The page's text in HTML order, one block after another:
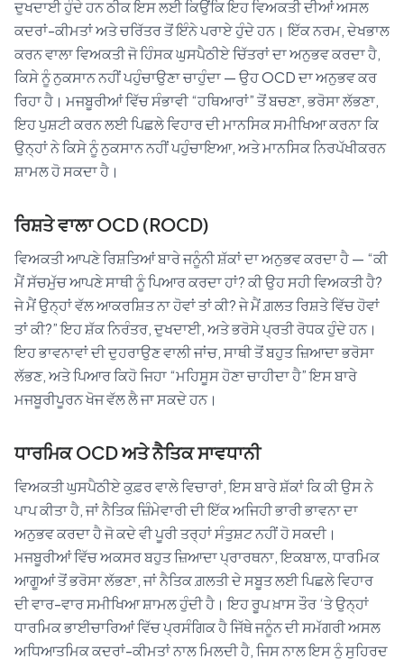
ਦੁਖਦਾਈ ਹੁੰਦੇ ਹਨ ਠੀਕ ਇਸ ਲਈ ਕਿਉਂਕਿ ਇਹ ਵਿਅਕਤੀ ਦੀਆਂ ਅਸਲ
ਕਦਰਾਂ-ਕੀਮਤਾਂ ਅਤੇ ਚਰਿੱਤਰ ਤੋਂ ਇੰਨੇ ਪਰਾਏ ਹੁੰਦੇ ਹਨ। ਇੱਕ ਨਰਮ, ਦੇਖਭਾਲ
ਕਰਨ ਵਾਲਾ ਵਿਅਕਤੀ ਜੋ ਹਿੰਸਕ ਘੁਸਪੈਠੀਏ ਚਿੱਤਰਾਂ ਦਾ ਅਨੁਭਵ ਕਰਦਾ ਹੈ,
ਕਿਸੇ ਨੂੰ ਨੁਕਸਾਨ ਨਹੀਂ ਪਹੁੰਚਾਉਣਾ ਚਾਹੁੰਦਾ — ਉਹ OCD ਦਾ ਅਨੁਭਵ ਕਰ
ਰਿਹਾ ਹੈ। ਮਜਬੂਰੀਆਂ ਵਿੱਚ ਸੰਭਾਵੀ “ਹਥਿਆਰਾਂ” ਤੋਂ ਬਚਣਾ, ਭਰੋਸਾ ਲੱਭਣਾ,
ਇਹ ਪੁਸ਼ਟੀ ਕਰਨ ਲਈ ਪਿਛਲੇ ਵਿਹਾਰ ਦੀ ਮਾਨਸਿਕ ਸਮੀਖਿਆ ਕਰਨਾ ਕਿ
ਉਨ੍ਹਾਂ ਨੇ ਕਿਸੇ ਨੂੰ ਨੁਕਸਾਨ ਨਹੀਂ ਪਹੁੰਚਾਇਆ, ਅਤੇ ਮਾਨਸਿਕ ਨਿਰਪੱਖੀਕਰਨ
ਸ਼ਾਮਲ ਹੋ ਸਕਦਾ ਹੈ।
ਰਿਸ਼ਤੇ ਵਾਲਾ OCD (ROCD)
ਵਿਅਕਤੀ ਆਪਣੇ ਰਿਸ਼ਤਿਆਂ ਬਾਰੇ ਜਨੂੰਨੀ ਸ਼ੱਕਾਂ ਦਾ ਅਨੁਭਵ ਕਰਦਾ ਹੈ — “ਕੀ
ਮੈਂ ਸੱਚਮੁੱਚ ਆਪਣੇ ਸਾਥੀ ਨੂੰ ਪਿਆਰ ਕਰਦਾ ਹਾਂ? ਕੀ ਉਹ ਸਹੀ ਵਿਅਕਤੀ ਹੈ?
ਜੇ ਮੈਂ ਉਨ੍ਹਾਂ ਵੱਲ ਆਕਰਸ਼ਿਤ ਨਾ ਹੋਵਾਂ ਤਾਂ ਕੀ? ਜੇ ਮੈਂ ਗ਼ਲਤ ਰਿਸ਼ਤੇ ਵਿੱਚ ਹੋਵਾਂ
ਤਾਂ ਕੀ?” ਇਹ ਸ਼ੱਕ ਨਿਰੰਤਰ, ਦੁਖਦਾਈ, ਅਤੇ ਭਰੋਸੇ ਪ੍ਰਤੀ ਰੋਧਕ ਹੁੰਦੇ ਹਨ।
ਇਹ ਭਾਵਨਾਵਾਂ ਦੀ ਦੁਹਰਾਉਣ ਵਾਲੀ ਜਾਂਚ, ਸਾਥੀ ਤੋਂ ਬਹੁਤ ਜ਼ਿਆਦਾ ਭਰੋਸਾ
ਲੱਭਣ, ਅਤੇ ਪਿਆਰ ਕਿਹੋ ਜਿਹਾ “ਮਹਿਸੂਸ ਹੋਣਾ ਚਾਹੀਦਾ ਹੈ” ਇਸ ਬਾਰੇ
ਮਜਬੂਰੀਪੂਰਨ ਖੋਜ ਵੱਲ ਲੈ ਜਾ ਸਕਦੇ ਹਨ।
ਧਾਰਮਿਕ OCD ਅਤੇ ਨੈਤਿਕ ਸਾਵਧਾਨੀ
ਵਿਅਕਤੀ ਘੁਸਪੈਠੀਏ ਕੁਫ਼ਰ ਵਾਲੇ ਵਿਚਾਰਾਂ, ਇਸ ਬਾਰੇ ਸ਼ੱਕਾਂ ਕਿ ਕੀ ਉਸ ਨੇ
ਪਾਪ ਕੀਤਾ ਹੈ, ਜਾਂ ਨੈਤਿਕ ਜ਼ਿੰਮੇਵਾਰੀ ਦੀ ਇੱਕ ਅਜਿਹੀ ਭਾਰੀ ਭਾਵਨਾ ਦਾ
ਅਨੁਭਵ ਕਰਦਾ ਹੈ ਜੋ ਕਦੇ ਵੀ ਪੂਰੀ ਤਰ੍ਹਾਂ ਸੰਤੁਸ਼ਟ ਨਹੀਂ ਹੋ ਸਕਦੀ।
ਮਜਬੂਰੀਆਂ ਵਿੱਚ ਅਕਸਰ ਬਹੁਤ ਜ਼ਿਆਦਾ ਪ੍ਰਾਰਥਨਾ, ਇਕਬਾਲ, ਧਾਰਮਿਕ
ਆਗੂਆਂ ਤੋਂ ਭਰੋਸਾ ਲੱਭਣਾ, ਜਾਂ ਨੈਤਿਕ ਗ਼ਲਤੀ ਦੇ ਸਬੂਤ ਲਈ ਪਿਛਲੇ ਵਿਹਾਰ
ਦੀ ਵਾਰ-ਵਾਰ ਸਮੀਖਿਆ ਸ਼ਾਮਲ ਹੁੰਦੀ ਹੈ। ਇਹ ਰੂਪ ਖ਼ਾਸ ਤੌਰ ‘ਤੇ ਉਨ੍ਹਾਂ
ਧਾਰਮਿਕ ਭਾਈਚਾਰਿਆਂ ਵਿੱਚ ਪ੍ਰਸੰਗਿਕ ਹੈ ਜਿੱਥੇ ਜਨੂੰਨ ਦੀ ਸਮੱਗਰੀ ਅਸਲ
ਅਧਿਆਤਮਿਕ ਕਦਰਾਂ-ਕੀਮਤਾਂ ਨਾਲ ਮਿਲਦੀ ਹੈ, ਜਿਸ ਨਾਲ ਇਸ ਨੂੰ ਸੁਹਿਰਦ